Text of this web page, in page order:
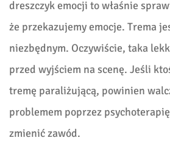
dreszczyk emocji to właśnie
że przekazujemy emocje. Trema
niezbędnym. Oczywiście, taka
przed wyjściem na scenę. Jeśli
tremę paraliżującą, powinien
problemem poprzez
zmienić zawód.